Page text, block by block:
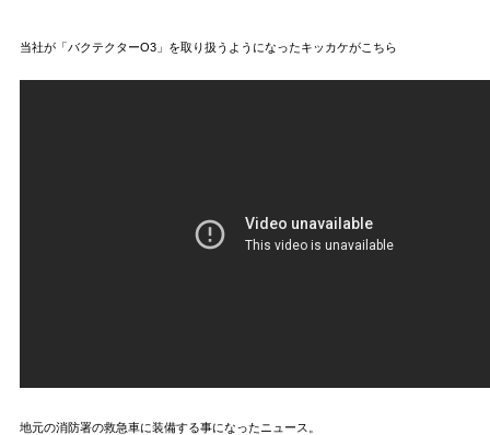
当社が「バクテクターO3」を取り扱うようになったキッカケがこちら
地元の消防署の救急車に装備する事になったニュース。